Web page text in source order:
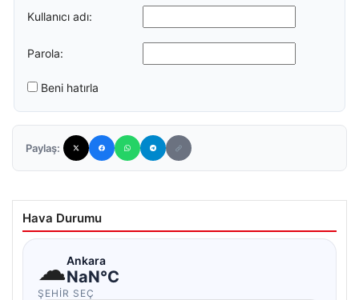
Kullanıcı adı:
Parola:
Beni hatırla
Paylaş:
Hava Durumu
☁Ankara
NaN°C
ŞEHIR SEÇ